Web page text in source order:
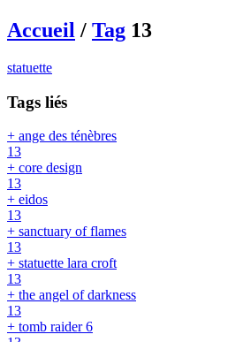
Accueil / Tag 13
statuette
Tags liés
+ ange des ténèbres
13
+ core design
13
+ eidos
13
+ sanctuary of flames
13
+ statuette lara croft
13
+ the angel of darkness
13
+ tomb raider 6